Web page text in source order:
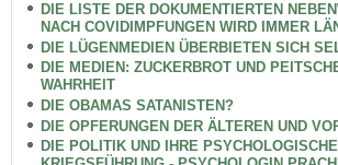
DIE LISTE DER DOKUMENTIERTEN
NACH COVIDIMPFUNGEN WIRD IMMER
DIE LÜGENMEDIEN ÜBERBIETEN SICH
DIE MEDIEN: ZUCKERBROT UND
WAHRHEIT
DIE OBAMAS SATANISTEN?
DIE OPFERUNGEN DER ÄLTEREN UND
DIE POLITIK UND IHRE PSYCHOLOGISCHE